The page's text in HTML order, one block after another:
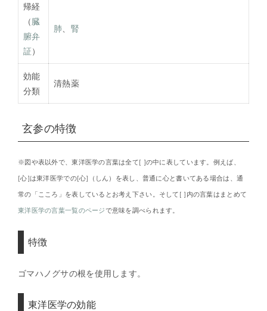
帰経
（臓
腑弁
証）
肺 腎
効能
分類
清熱薬
玄参の特徴
※図や表以外で、東洋医学の言葉は全て[ ]の中に表しています。例えば、
[心]は東洋医学での[心]（しん）を表し、普通に心と書いてある場合は、通
常の「こころ」を表しているとお考え下さい。そして[ ]内の言葉はまとめて
東洋医学の言葉一覧のページで意味を調べられます。
特徴
ゴマハノグサの根を使用します。
東洋医学の効能